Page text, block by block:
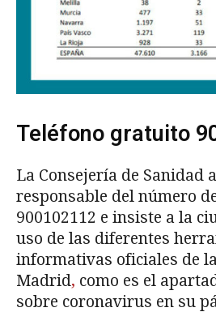
Teléfono gratuito
La Consejería de Sanidad
responsable del número
900102112 e insiste a la
uso de las diferentes
informativas oficiales de
Madrid, como es el
sobre coronavirus en su